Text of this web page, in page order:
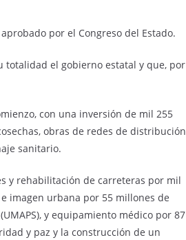
por el Congreso del Estado.
totalidad el gobierno estatal y que, por
con una inversión de mil 255
obras de redes de distribución
sanitario.
y rehabilitación de carreteras por mil
imagen urbana por 55 millones de
y equipamiento médico por 87
y paz y la construcción de un